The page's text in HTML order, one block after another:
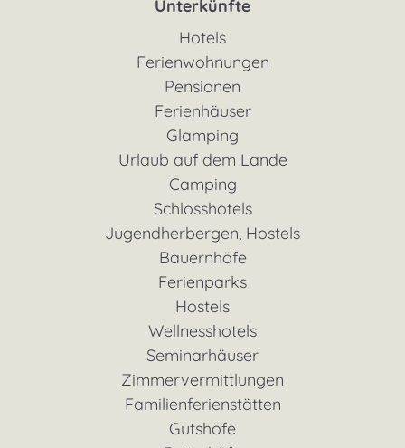
Unterkünfte
Hotels
Ferienwohnungen
Pensionen
Ferienhäuser
Glamping
Urlaub auf dem Lande
Camping
Schlosshotels
Jugendherbergen, Hostels
Bauernhöfe
Ferienparks
Hostels
Wellnesshotels
Seminarhäuser
Zimmervermittlungen
Familienferienstätten
Gutshöfe